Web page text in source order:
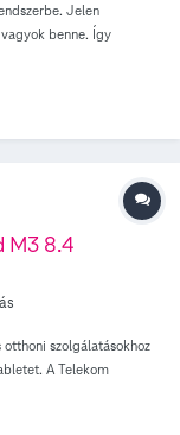
Jelen
benne. Így
rendszerrel
a második hétben
M3 8.4
szolgálatásokhoz
A Telekom
kedvezményt.